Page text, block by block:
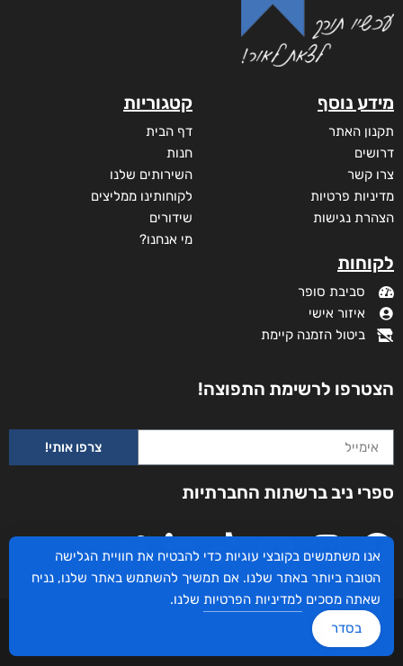
דורג
5.00
מתוך 5
₪29
–
₪46
דיגיטלי
₪
₪29
מידע נוסף
תקנון האתר
דרושים
צרו קשר
מדיניות פרטיות
הצהרת נגישות
לקוחות
סביבת סופר
איזור אישי
ביטול הזמנה קיימת
קטגוריות
דף הבית
חנות
השירותים שלנו
לקוחותינו ממליצים
שידורים
מי אנחנו?
הצטרפו לרשימת התפוצה!
צרפו אותי!
ספרי ניב ברשתות החברתיות
עיצוב ובניית האתר: ספרי ניב © כל הזכויות שמורות. בוקסאי טכנולוגיות בע"מ שד אבא
אנו משתמשים בקובצי עוגיות כדי להבטיח את חוויית הגלישה
הטובה ביותר באתר שלנו. אם תמשיך להשתמש באתר שלנו, נניח
שאתה מסכים למדיניות הפרטיות שלנו.
בסדר